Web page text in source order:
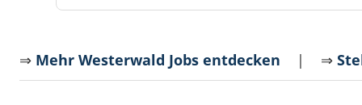
⇒ Mehr Westerwald Jobs entdecken | ⇒